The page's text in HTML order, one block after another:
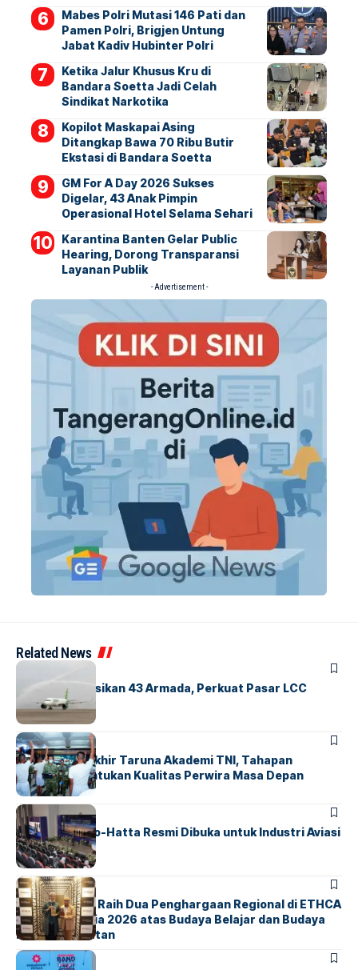
Mabes Polri Mutasi 146 Pati dan
Pamen Polri, Brigjen Untung
Jabat Kadiv Hubinter Polri
Ketika Jalur Khusus Kru di
Bandara Soetta Jadi Celah
Sindikat Narkotika
Kopilot Maskapai Asing
Ditangkap Bawa 70 Ribu Butir
Ekstasi di Bandara Soetta
GM For A Day 2026 Sukses
Digelar, 43 Anak Pimpin
Operasional Hotel Selama Sehari
Karantina Banten Gelar Public
Hearing, Dorong Transparansi
Layanan Publik
- Advertisement -
Related News
BANDARA
Citilink Operasikan 43 Armada, Perkuat Pasar LCC
Nasional
BERITA
Sidang Pantukhir Taruna Akademi TNI, Tahapan
Strategis Tentukan Kualitas Perwira Masa Depan
BANDARA BERITA
IALC Soekarno-Hatta Resmi Dibuka untuk Industri Aviasi
Dunia
BERITA
ParagonCorp Raih Dua Penghargaan Regional di ETHCA
Southeast Asia 2026 atas Budaya Belajar dan Budaya
Kebermanfaatan
BERITA INDEX